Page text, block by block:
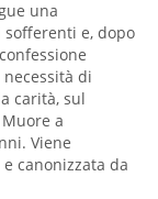
una
e, dopo
di
carità, sul
a
Viene
canonizzata da